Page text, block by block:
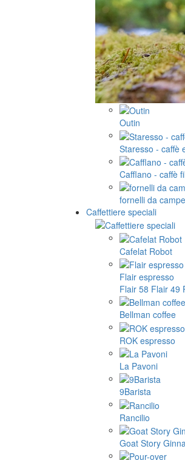
Outin
Staresso - caffè
Cafflano - caffè
fornelli da
Caffettiere speciali
Cafelat Robot
Flair espresso
Flair 58 Flair 49
Bellman coffee
ROK espresso
La Pavoni
9Barista
Rancilio
Goat Story